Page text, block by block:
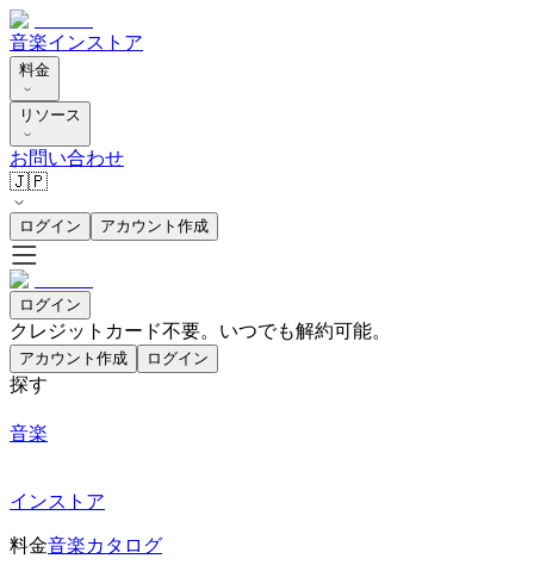
音楽インストア
料金
リソース
お問い合わせ
🇯🇵
ログイン アカウント作成
ログイン
クレジットカード不要。いつでも解約可能。
アカウント作成 ログイン
探す
音楽
インストア
料金音楽カタログ